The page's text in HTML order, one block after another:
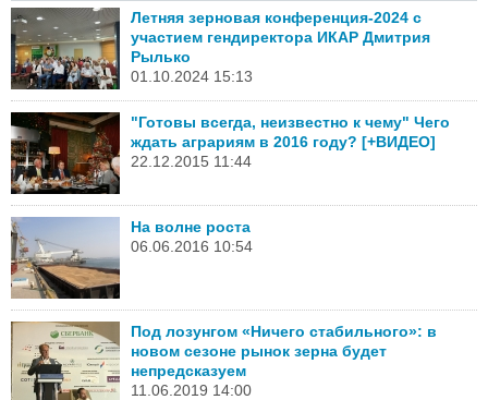
Летняя зерновая конференция-2024 с
участием гендиректора ИКАР Дмитрия
Рылько
01.10.2024 15:13
"Готовы всегда, неизвестно к чему" Чего
ждать аграриям в 2016 году? [+ВИДЕО]
22.12.2015 11:44
На волне роста
06.06.2016 10:54
Под лозунгом «Ничего стабильного»: в
новом сезоне рынок зерна будет
непредсказуем
11.06.2019 14:00